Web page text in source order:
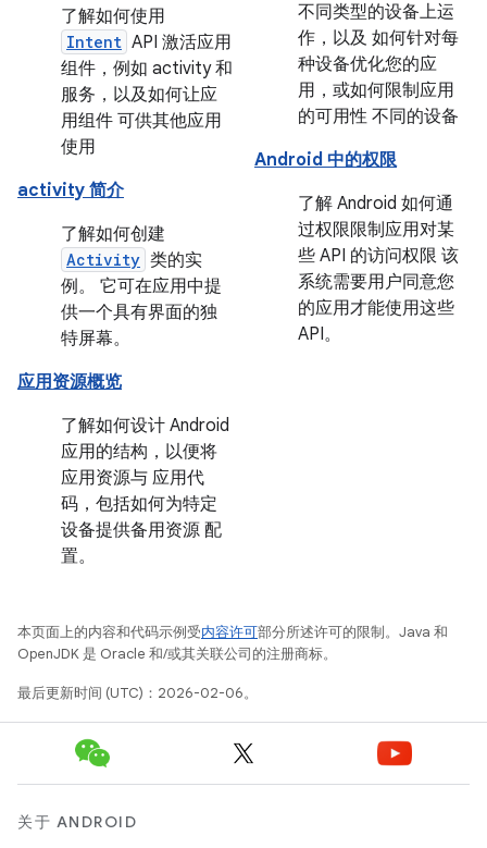
了解如何使用
Intent API 激活应用
组件，例如 activity 和
服务，以及如何让应
用组件 可供其他应用
使用
activity 简介
了解如何创建
Activity 类的实
例。 它可在应用中提
供一个具有界面的独
特屏幕。
应用资源概览
了解如何设计 Android
应用的结构，以便将
应用资源与 应用代
码，包括如何为特定
设备提供备用资源 配
置。
不同类型的设备上运
作，以及 如何针对每
种设备优化您的应
用，或如何限制应用
的可用性 不同的设备
Android 中的权限
了解 Android 如何通
过权限限制应用对某
些 API 的访问权限 该
系统需要用户同意您
的应用才能使用这些
API。
本页面上的内容和代码示例受内容许可部分所述许可的限制。Java 和
OpenJDK 是 Oracle 和/或其关联公司的注册商标。
最后更新时间 (UTC)：2026-02-06。
关于 ANDROID